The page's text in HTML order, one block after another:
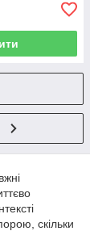
скільки